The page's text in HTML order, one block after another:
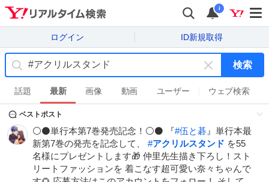
i
ログイン ID新規取得
キ
ー
ワ
ド
を
消
す
検索
話題 最新 画像 動画 ユーザー ウェブ検索
ベストポスト
⚪️⚫️単行本第7巻発売記念！⚪️⚫️ 『#伍と碁 』単行本最
新第7巻の発売を記念して、 #アクリルスタンド を55
名様にプレゼントします🎁 仲里先生描き下ろし！スト
リートファッションを 着こなす超可愛い奈々ちゃんで